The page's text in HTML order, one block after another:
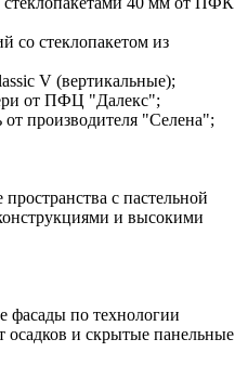
со стеклопакетом из
V (вертикальные);
от ПФЦ "Далекс";
от производителя "Селена";
с пастельной
и высокими
фасады по технологии
осадков и скрытые панельные